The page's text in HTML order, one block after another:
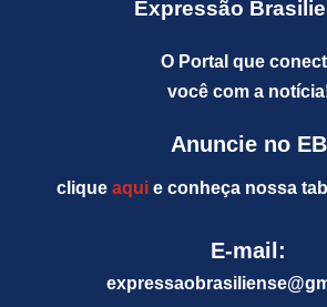
Expressão
O Portal que
você com a
Anuncie no EB
clique aquie conheça nossa
E-mail: